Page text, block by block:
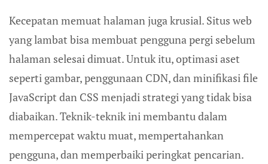
Kecepatan memuat halaman juga krusial. Situs web
yang lambat bisa membuat pengguna pergi sebelum
halaman selesai dimuat. Untuk itu, optimasi aset
seperti gambar, penggunaan CDN, dan minifikasi file
JavaScript dan CSS menjadi strategi yang tidak bisa
diabaikan. Teknik-teknik ini membantu dalam
mempercepat waktu muat, mempertahankan
pengguna, dan memperbaiki peringkat pencarian.